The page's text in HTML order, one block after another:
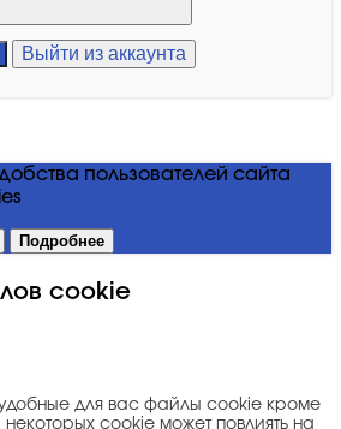
Выйти из аккаунта
пользователей сайта
Подробнее
cookie
для вас файлы cookie кроме
cookie может повлиять на